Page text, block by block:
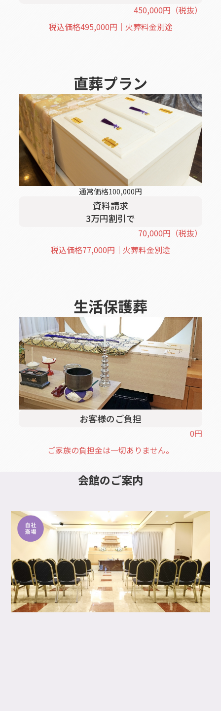
450,000円 （税抜）
税込価格495,000円｜火葬料金別途
直葬プラン
通常価格100,000円
資料請求
3万円割引で
70,000円 （税抜）
税込価格77,000円｜火葬料金別途
生活保護葬
お客様のご負担
0円
ご家族の負担金は一切ありません。
会館のご案内